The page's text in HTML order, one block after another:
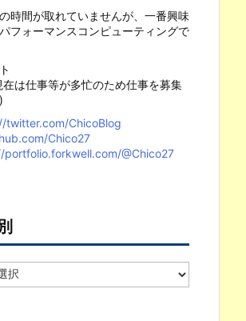
時間が取れていませんが、一番興味
フォーマンスコンピューティングで
は仕事等が多忙のため仕事を募集
twitter.com/ChicoBlog
Chico27
portfolio.forkwell.com/@Chico27